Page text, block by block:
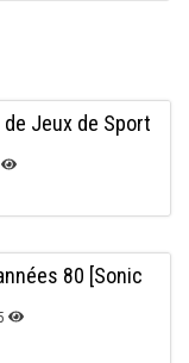
Jeux de Sport
80 [Sonic